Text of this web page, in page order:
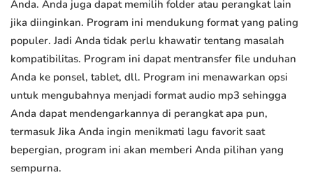
Anda. Anda juga dapat memilih folder atau perangkat lain
jika diinginkan. Program ini mendukung format yang paling
populer. Jadi Anda tidak perlu khawatir tentang masalah
kompatibilitas. Program ini dapat mentransfer file unduhan
Anda ke ponsel, tablet, dll. Program ini menawarkan opsi
untuk mengubahnya menjadi format audio mp3 sehingga
Anda dapat mendengarkannya di perangkat apa pun,
termasuk Jika Anda ingin menikmati lagu favorit saat
bepergian, program ini akan memberi Anda pilihan yang
sempurna.